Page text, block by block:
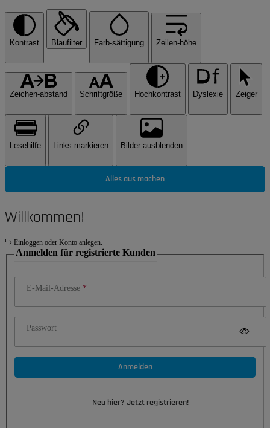
Kontrast Blaufilter Farb-sättigung Zeilen-höhe
Zeichen-abstand Schriftgröße Hochkontrast Dyslexie Zeiger
Lesehilfe Links markieren Bilder ausblenden
Alles aus machen
Willkommen!
Einloggen oder Konto anlegen.
Anmelden für registrierte Kunden
E-Mail-Adresse
Passwort
Anmelden
Neu hier? Jetzt registrieren!